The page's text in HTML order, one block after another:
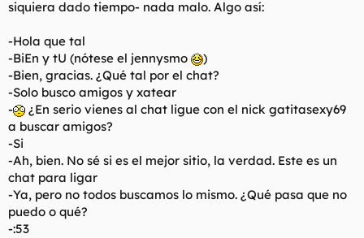
siquiera dado tiempo- nada malo. Algo así:
-Hola que tal
-BiEn y tU (nótese el jennysmo
)
-Bien, gracias. ¿Qué tal por el chat?
-Solo busco amigos y xatear
-
¿En serio vienes al chat ligue con el nick gatitasexy69
a buscar amigos?
-Si
-Ah, bien. No sé si es el mejor sitio, la verdad. Este es un
chat para ligar
-Ya, pero no todos buscamos lo mismo. ¿Qué pasa que no
puedo o qué?
-:53